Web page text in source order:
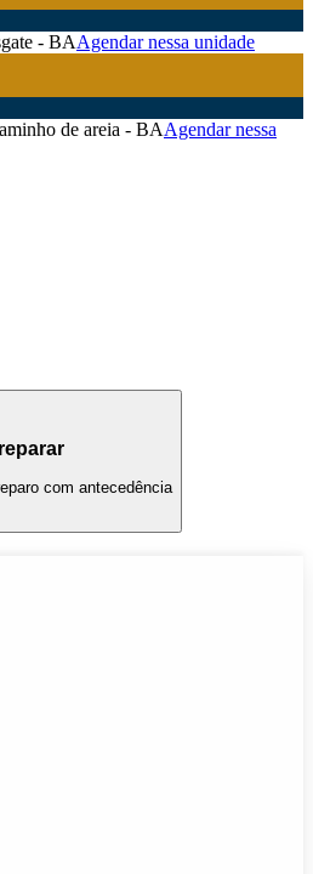
- BAAgendar nessa unidade
de areia - BAAgendar nessa
com antecedência